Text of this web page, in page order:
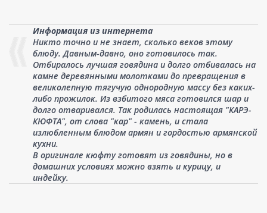
Информация из интернета
Никто точно и не знает, сколько веков этому
блюду. Давным-давно, оно готовилось так.
Отбиралось лучшая говядина и долго отбивалась на
камне деревянными молотками до превращения в
великолепную тягучую однородную массу без каких-
либо прожилок. Из взбитого мяса готовился шар и
долго отваривался. Так родилась настоящая "КАРЭ-
КЮФТА", от слова "кар" - камень, и стала
излюбленным блюдом армян и гордостью армянской
кухни.
В оригинале кюфту готовят из говядины, но в
домашних условиях можно взять и курицу, и
индейку.